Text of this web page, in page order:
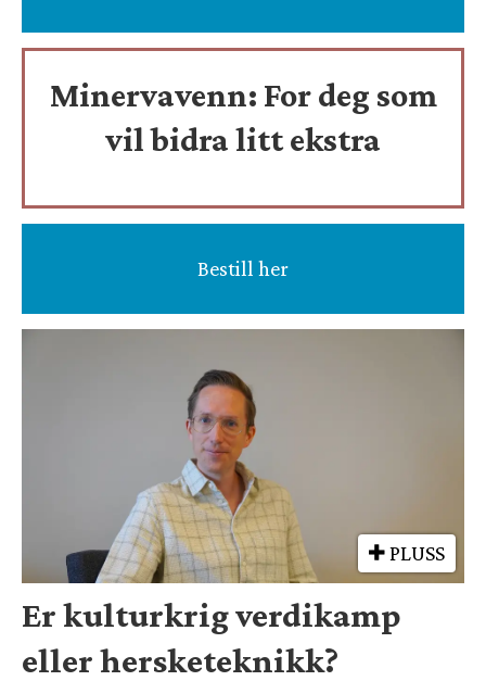
Minervavenn: For deg som
vil bidra litt ekstra
Bestill her
PLUSS
Er kulturkrig verdikamp
eller hersketeknikk?